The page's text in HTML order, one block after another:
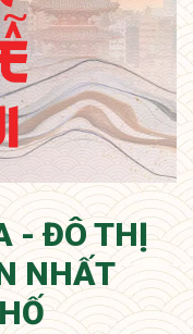
- ĐÔ THỊ
NHẤT